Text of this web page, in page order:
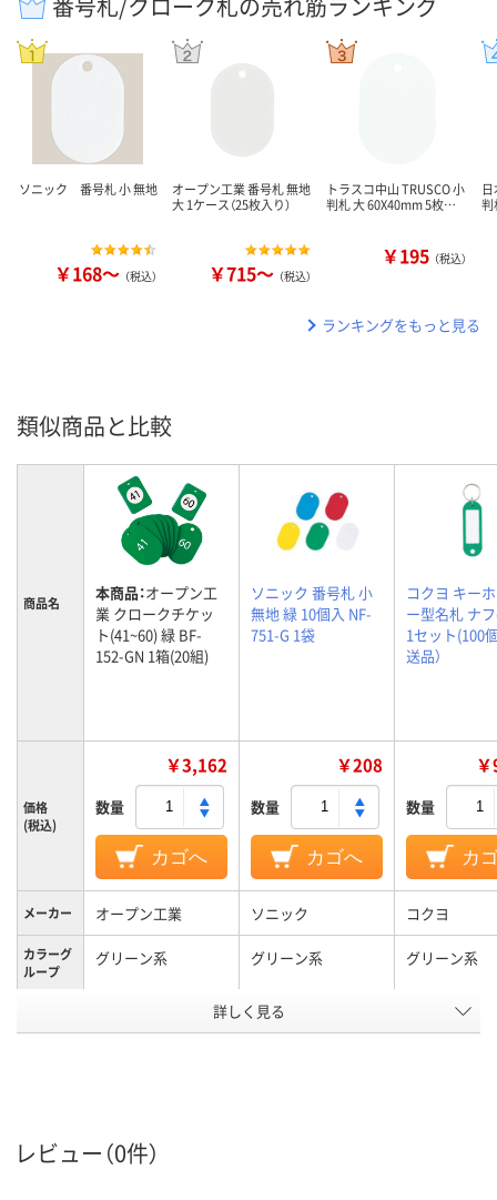
ソニック 番号札 小 無地
￥168～ （税込）
オープン工業 番号札 無地
大 1ケース（25枚入り）
￥715～ （税込）
トラスコ中山 TRUSCO 小
判札 大 60X40mm 5枚…
￥195 （税込）
判
ランキングをもっと見る
類似商品と比較
商品名 本商品：オープン工
業 クロークチケッ
ト(41~60) 緑 BF-
152-GN 1箱(20組)
ソニック 番号札 小
無地 緑 10個入 NF-
751-G 1袋
コクヨ キー
ー型名札 ナ
1セット(100
送品）
価格
(税込)
￥3,162
数量
カゴへ
￥208
数量
カゴへ
数量
カ
メーカー オープン工業 ソニック コクヨ
カラーグ
ループ
グリーン系 グリーン系 グリーン系
50
詳しく見る
レビュー（0件）